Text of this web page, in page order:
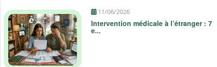
Articles en relation